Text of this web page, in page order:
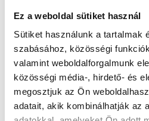
Ez a weboldal sütiket használ
Sütiket használunk a tartalmak
szabásához, közösségi
valamint weboldalforgalmunk
közösségi média-, hirdető- és
megosztjuk az Ön
adatait, akik kombinálhatják az
Brennenstuhl Sarok kialakítású
rozsdamentes USB töltőállomás